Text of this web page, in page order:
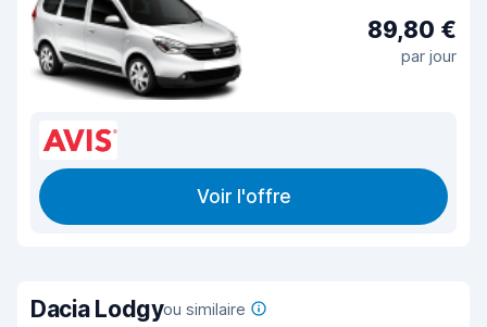
89,80 €
par jour
Voir l'offre
Dacia Lodgyou similaire